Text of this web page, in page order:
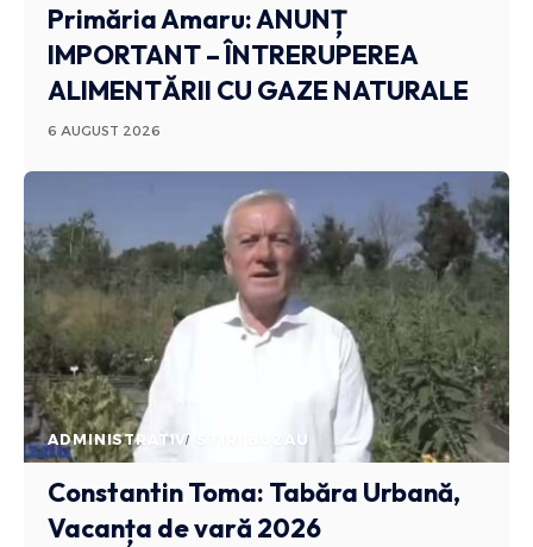
Primăria Amaru: ANUNȚ
IMPORTANT – ÎNTRERUPEREA
ALIMENTĂRII CU GAZE NATURALE
6 AUGUST 2026
ADMINISTRATIV STIRI BUZAU
Constantin Toma: Tabăra Urbană,
Vacanța de vară 2026